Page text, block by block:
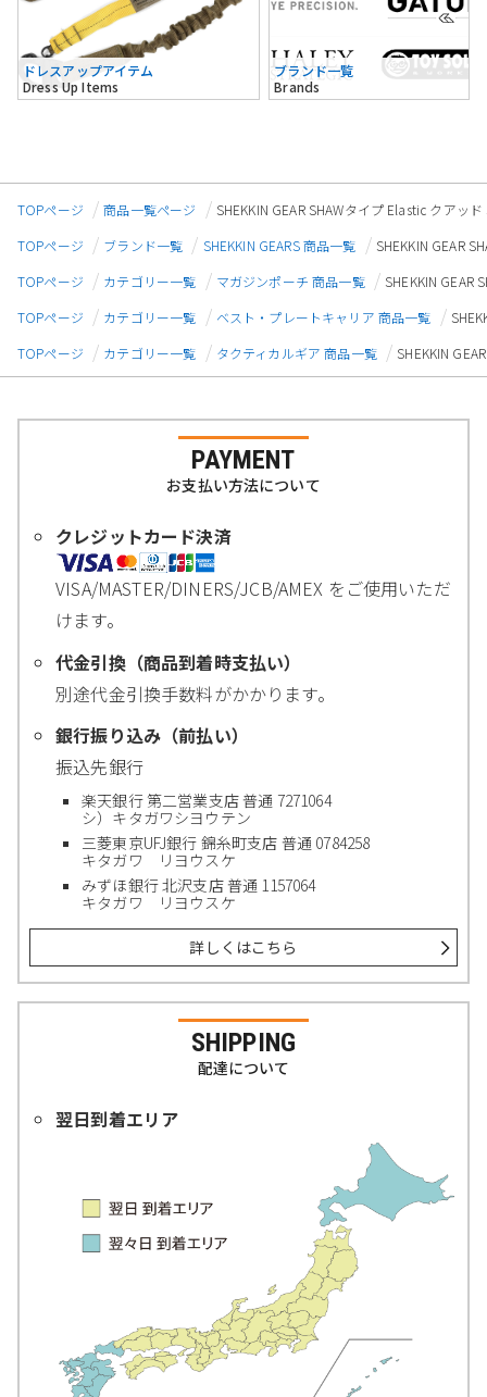
ドレスアップアイテム
Dress Up Items
ブランド一覧
Brands
TOPページ 商品一覧ページ
SHEKKIN GEAR SHAWタイプ Elastic クアッ
TOPページ
ブランド一覧 SHEKKIN GEARS 商品一覧
SHEKKIN GEAR
TOPページ
カテゴリー一覧 マガジンポーチ 商品一覧
SHEKKIN GEAR
TOPページ
カテゴリー一覧 ベスト・プレートキャリア 商品一覧
TOPページ
カテゴリー一覧 タクティカルギア 商品一覧 SHEKKIN
PAYMENT
お支払い方法について
クレジットカード決済
VISA/MASTER/DINERS/JCB/AMEX をご使用いただ
けます。
代金引換（商品到着時支払い）
別途代金引換手数料がかかります。
銀行振り込み（前払い）
振込先銀行
楽天銀行 第二営業支店 普通 7271064
シ）キタガワシヨウテン
三菱東京UFJ銀行 錦糸町支店 普通 0784258
キタガワ リヨウスケ
みずほ銀行 北沢支店 普通 1157064
キタガワ リヨウスケ
詳しくはこちら
SHIPPING
配達について
翌日到着エリア